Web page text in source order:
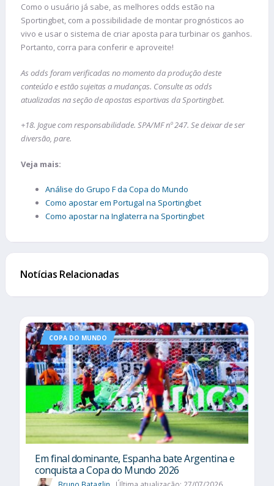
Como o usuário já sabe, as melhores odds estão na
Sportingbet, com a possibilidade de montar prognósticos ao
vivo e usar o sistema de criar aposta para turbinar os ganhos.
Portanto, corra para conferir e aproveite!
As odds foram verificadas no momento da produção deste
conteúdo e estão sujeitas a mudanças. Consulte as odds
atualizadas na seção de apostas esportivas da Sportingbet.
+18. Jogue com responsabilidade. SPA/MF nº 247. Se deixar de ser
diversão, pare.
Veja mais:
Análise do Grupo F da Copa do Mundo
Como apostar em Portugal na Sportingbet
Como apostar na Inglaterra na Sportingbet
Notícias Relacionadas
COPA DO MUNDO
Em final dominante, Espanha bate Argentina e
conquista a Copa do Mundo 2026